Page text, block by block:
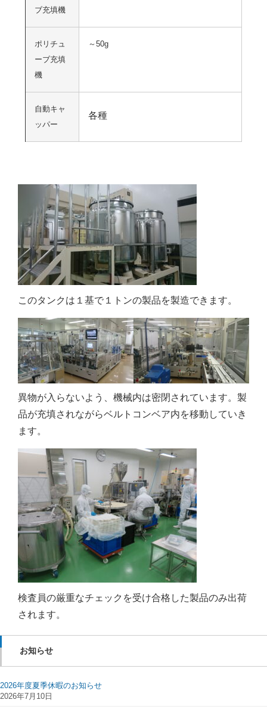
ブ充填機
ポリチュ
ーブ充填
機
～50g
自動キャ
ッパー
各種
このタンクは１基で１トンの製品を製造できます。
異物が入らないよう、機械内は密閉されています。製
品が充填されながらベルトコンベア内を移動していき
ます。
検査員の厳重なチェックを受け合格した製品のみ出荷
されます。
お知らせ
2026年度夏季休暇のお知らせ
2026年7月10日